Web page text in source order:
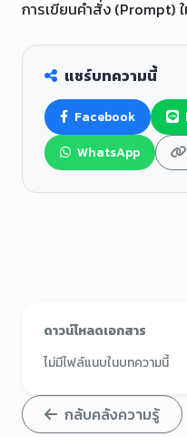
การเขียนคำสั่ง (Prompt)
แชร์บทความนี้
Facebook
WhatsApp
ดาวน์โหลดเอกสาร
ไม่มีไฟล์แนบในบทความนี้
กลับคลังความรู้